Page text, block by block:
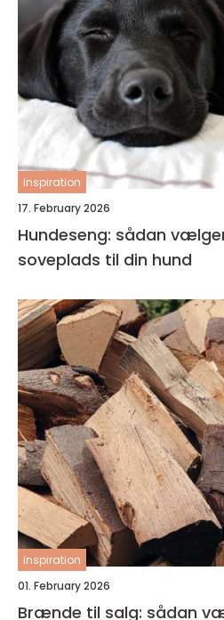
inspiration
17. February 2026
Hundeseng: sådan
soveplads til din hund
inspiration
01. February 2026
Brænde til salg: sådan